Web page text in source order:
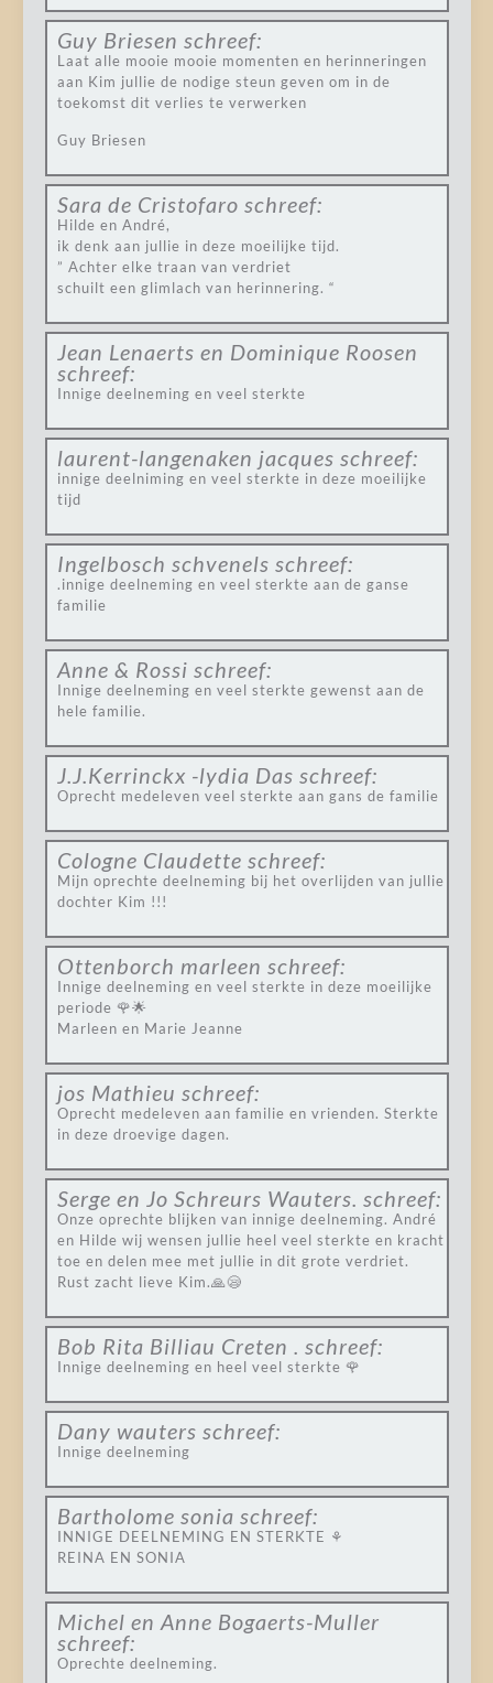
Guy Briesen schreef:
Laat alle mooie mooie momenten en herinneringen
aan Kim jullie de nodige steun geven om in de
toekomst dit verlies te verwerken
Guy Briesen
Sara de Cristofaro schreef:
Hilde en André,
ik denk aan jullie in deze moeilijke tijd.
” Achter elke traan van verdriet
schuilt een glimlach van herinnering. “
Jean Lenaerts en Dominique Roosen
schreef:
Innige deelneming en veel sterkte
laurent-langenaken jacques schreef:
innige deelniming en veel sterkte in deze moeilijke
tijd
Ingelbosch schvenels schreef:
.innige deelneming en veel sterkte aan de ganse
familie
Anne & Rossi schreef:
Innige deelneming en veel sterkte gewenst aan de
hele familie.
J.J.Kerrinckx -lydia Das schreef:
Oprecht medeleven veel sterkte aan gans de familie
Cologne Claudette schreef:
Mijn oprechte deelneming bij het overlijden van jullie
dochter Kim !!!
Ottenborch marleen schreef:
Innige deelneming en veel sterkte in deze moeilijke
periode 🌹🌟
Marleen en Marie Jeanne
jos Mathieu schreef:
Oprecht medeleven aan familie en vrienden. Sterkte
in deze droevige dagen.
Serge en Jo Schreurs Wauters. schreef:
Onze oprechte blijken van innige deelneming. André
en Hilde wij wensen jullie heel veel sterkte en kracht
toe en delen mee met jullie in dit grote verdriet.
Rust zacht lieve Kim.🙏😪
Bob Rita Billiau Creten . schreef:
Innige deelneming en heel veel sterkte 🌹
Dany wauters schreef:
Innige deelneming
Bartholome sonia schreef:
INNIGE DEELNEMING EN STERKTE ⚘️
REINA EN SONIA
Michel en Anne Bogaerts-Muller
schreef:
Oprechte deelneming.